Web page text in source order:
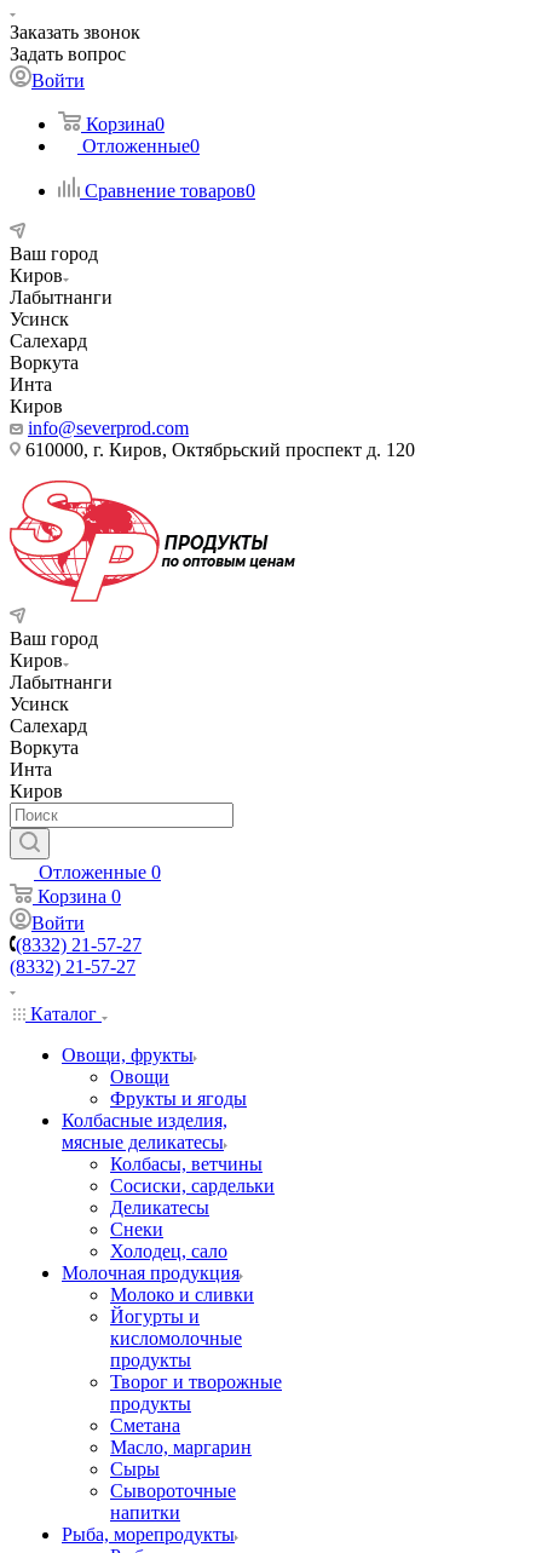
Заказать звонок
Задать вопрос
Войти
Корзина0
Отложенные0
Сравнение товаров0
Ваш город
Киров
Лабытнанги
Усинск
Салехард
Воркута
Инта
Киров
info@severprod.com
610000, г. Киров, Октябрьский проспект д. 120
Ваш город
Киров
Лабытнанги
Усинск
Салехард
Воркута
Инта
Киров
Отложенные 0
Корзина 0
Войти
(8332) 21-57-27
(8332) 21-57-27
Каталог
Овощи, фрукты
Овощи
Фрукты и ягоды
Колбасные изделия,
мясные деликатесы
Колбасы, ветчины
Сосиски, сардельки
Деликатесы
Снеки
Холодец, сало
Молочная продукция
Молоко и сливки
Йогурты и
кисломолочные
продукты
Творог и творожные
продукты
Сметана
Масло, маргарин
Сыры
Сывороточные
напитки
Рыба, морепродукты